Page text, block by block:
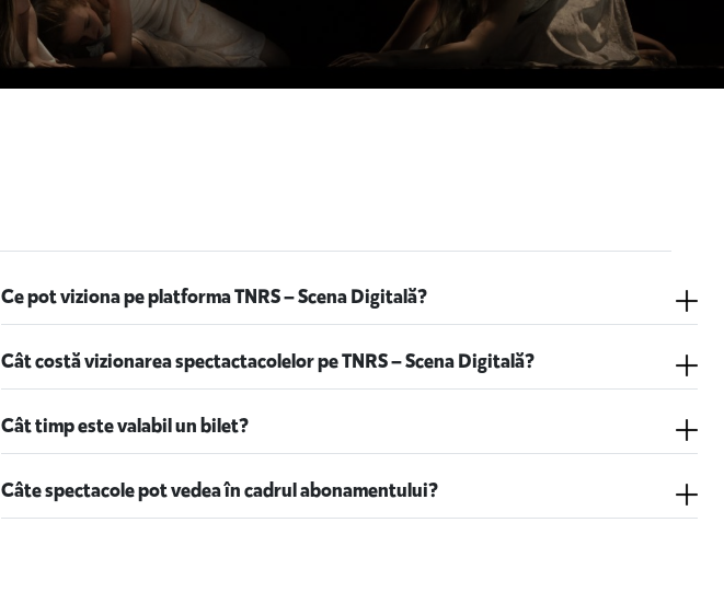
Ce pot viziona pe platforma TNRS – Scena Digitală?
Cât costă vizionarea spectactacolelor pe TNRS – Scena Digitală?
Cât timp este valabil un bilet?
Câte spectacole pot vedea în cadrul abonamentului?